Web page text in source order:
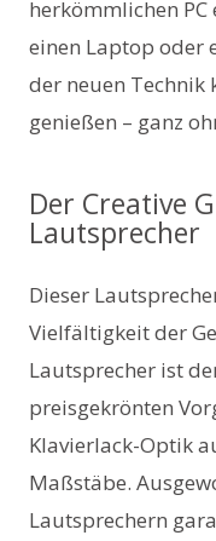
herkömmlichen
einen Laptop oder
der neuen
genießen – ganz
Der Creative
Lautsprecher
Dieser
Vielfältigkeit der
Lautsprecher ist
preisgekrönten
Klavierlack-Optik
Maßstäbe.
Lautsprechern